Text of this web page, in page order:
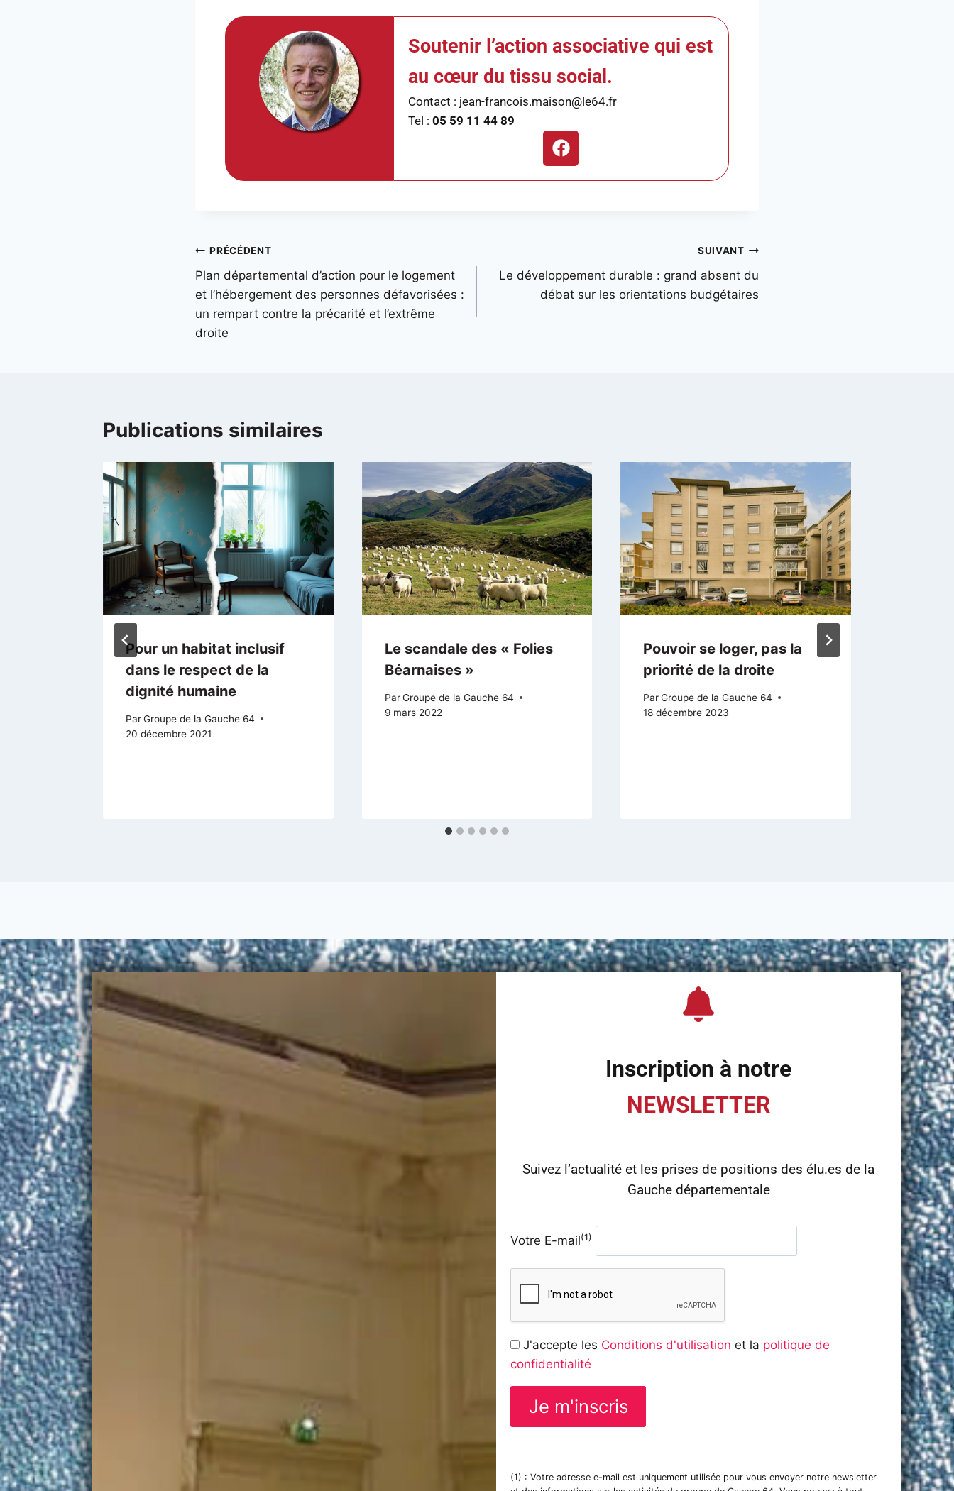
Soutenir l’action associative qui est
au cœur du tissu social.
Contact : jean-francois.maison@le64.fr
Tel : 05 59 11 44 89
PRÉCÉDENT
Plan départemental d’action pour le logement
et l’hébergement des personnes défavorisées :
un rempart contre la précarité et l’extrême
droite
SUIVANT
Le développement durable : grand absent du
débat sur les orientations budgétaires
Publications similaires
Pour un habitat inclusif
dans le respect de la
dignité humaine
ParGroupe de la Gauche 64
20 décembre 2021
Le scandale des « Folies
Béarnaises »
Par Groupe de la Gauche 64
9 mars 2022
Pouvoir se loger, pas la
priorité de la droite
Par Groupe de la Gauche 64
18 décembre 2023
Inscription à notre
NEWSLETTER
Suivez l’actualité et les prises de positions des élu.es de la
Gauche départementale
Votre E-mail(1)
J'accepte les Conditions d'utilisation et la politique de
confidentialité
(1) : Votre adresse e-mail est uniquement utilisée pour vous envoyer notre newsletter